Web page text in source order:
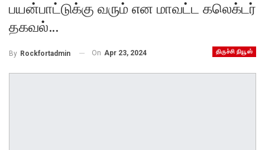
பயன்பாட்டுக்கு வரும் என மாவட்ட கலெக்டர்
தகவல்…
திருச்சி நியூஸ்
By Rockfortadmin On Apr 23, 2024